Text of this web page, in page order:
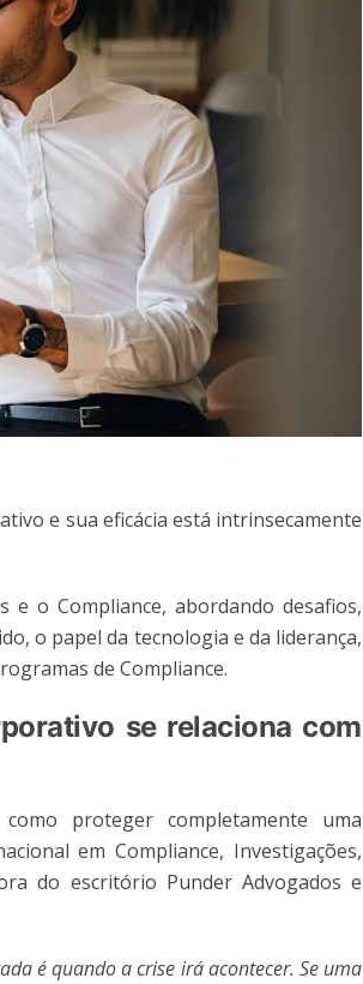
e sua eficácia está intrinsecamente
o Compliance, abordando desafios,
o papel da tecnologia e da liderança,
de Compliance.
se relaciona com
proteger completamente uma
em Compliance, Investigações,
do escritório Punder Advogados e
é quando a crise irá acontecer. Se uma